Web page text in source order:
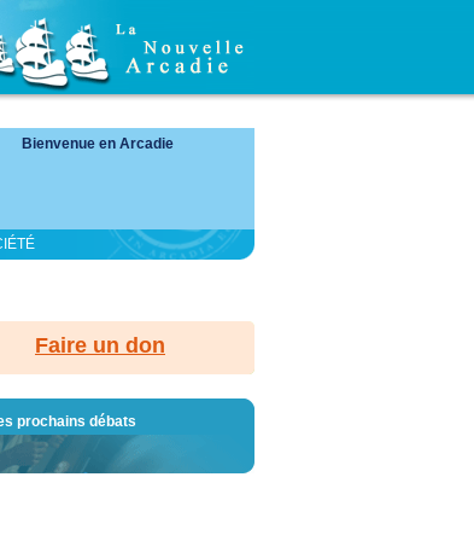
Bienvenue en Arcadie
Faire un don
prochains débats